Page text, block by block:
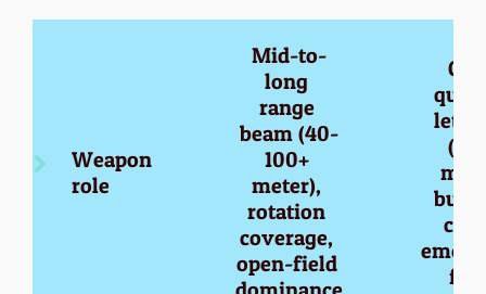
Weapon
role
Mid-to-
long
range
beam (40-
100+
meter),
rotation
coverage,
open-field
(0-